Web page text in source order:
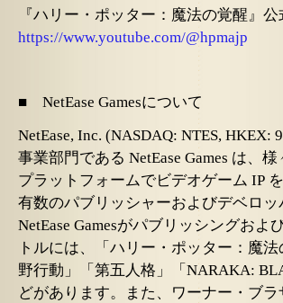
『ハリー・ポッター：魔法の覚醒』公
https://www.youtube.com/@hpmajp
■ NetEase Gamesについて
NetEase, Inc. (NASDAQ: NTES, HKEX:
事業部門である NetEase Games は、
プラットフォームでビデオゲーム IP
有数のパブリッシャーおよびデベロッ
NetEase Gamesがパブリッシングおよ
トルには、「ハリー・ポッター：魔
野行動」「第五人格」「NARAKA:
どがあります。また、ワーナー・ブラ